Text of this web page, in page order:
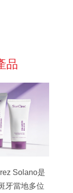
品
Solano是
牙當地多位